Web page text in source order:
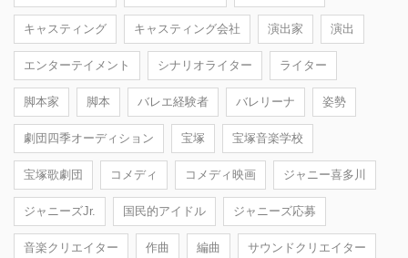
キャスティング キャスティング会社 演出家 演出
エンターテイメント シナリオライター ライター
脚本家 脚本 バレエ経験者 バレリーナ 姿勢
劇団四季オーディション 宝塚 宝塚音楽学校
宝塚歌劇団 コメディ コメディ映画 ジャニー喜多川
ジャニーズJr. 国民的アイドル ジャニーズ応募
音楽クリエイター 作曲 編曲 サウンドクリエイター